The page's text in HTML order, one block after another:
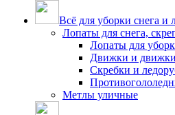
Всё для уборки снега и
Лопаты для снега,
Лопаты для
Движки и
Скребки и
Метлы уличные